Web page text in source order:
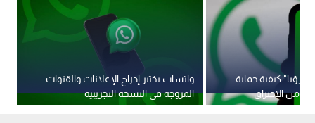
واتساب يختبر إدراج الإعلانات والقنوات
المروجة في النسخة التجريبية
"رؤيا" كيفية حماية
من الاختراق